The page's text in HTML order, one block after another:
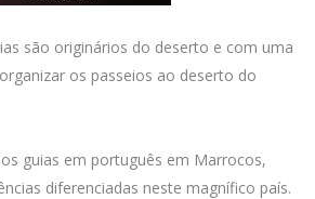
são originários do deserto e com uma
os passeios ao deserto do
guias em português em Marrocos,
diferenciadas neste magnífico país.